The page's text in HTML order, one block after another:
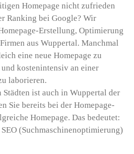
Homepage nicht zufrieden
Ranking bei Google? Wir
Erstellung, Optimierung
aus Wuppertal. Manchmal
eine neue Homepage zu
kostenintensiv an einer
laborieren.
ist auch in Wuppertal der
Sie bereits bei der Homepage-
Homepage. Das bedeutet:
(Suchmaschinenoptimierung)